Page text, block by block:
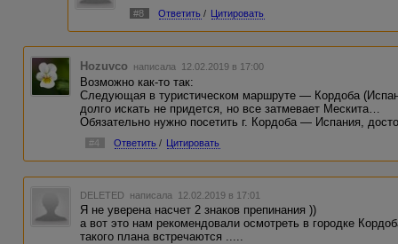
#8 Ответить / Цитировать
Hozuvco написала 12.02.2019 в 17:00
Возможно как-то так:
Следующая в туристическом маршруте — Кордоба
долго искать не придется, но все затмевает Мескита…
Обязательно нужно посетить г. Кордоба — Испания,
#4 Ответить / Цитировать
DELETED написала 12.02.2019 в 17:01
Я не уверена насчет 2 знаков препинания ))
а вот это нам рекомендовали осмотреть в городке
такого плана встречаются .....